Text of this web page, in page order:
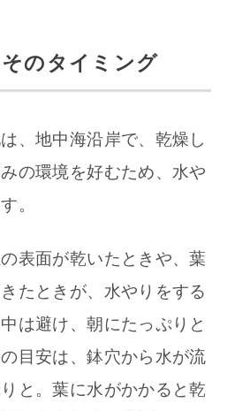
のタイミング
、地中海沿岸で、乾燥し
の環境を好むため、水や
。
表面が乾いたときや、葉
たときが、水やりをする
は避け、朝にたっぷりと
目安は、鉢穴から水が流
と。葉に水がかかると乾